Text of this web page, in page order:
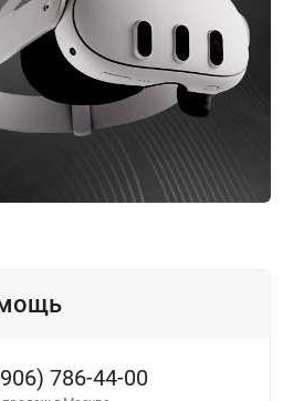
В корзину
Оформить в 1 клик
786-44-00